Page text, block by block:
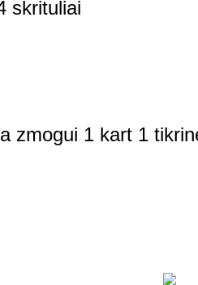
skrituliai
zmogui 1 kart 1